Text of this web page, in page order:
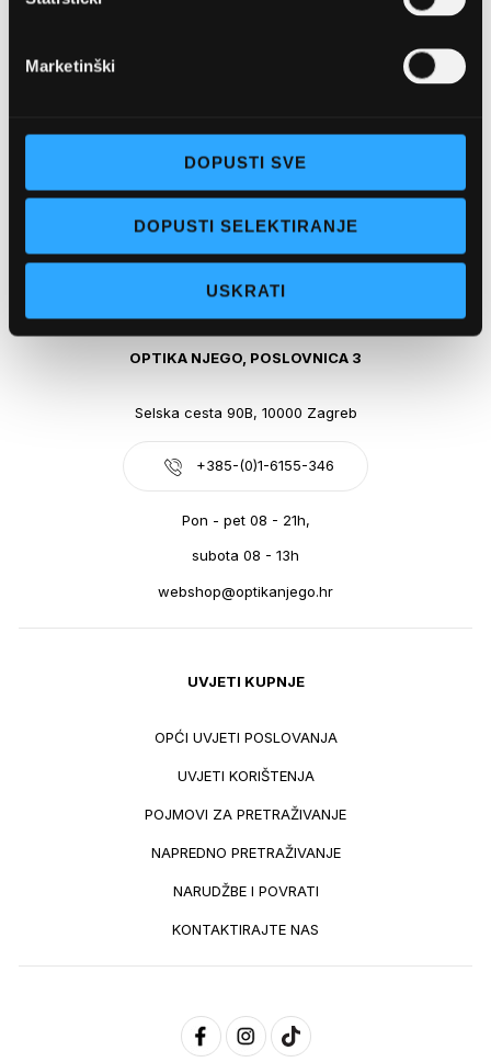
Marketinški
DOPUSTI SVE
DOPUSTI SELEKTIRANJE
USKRATI
Pon - pet: 07 - 21h,
Sub: 07-21h
webshop@optikanjego.hr
OPTIKA NJEGO, POSLOVNICA 3
Selska cesta 90B, 10000 Zagreb
+385-(0)1-6155-346
Pon - pet 08 - 21h,
subota 08 - 13h
webshop@optikanjego.hr
UVJETI KUPNJE
OPĆI UVJETI POSLOVANJA
UVJETI KORIŠTENJA
POJMOVI ZA PRETRAŽIVANJE
NAPREDNO PRETRAŽIVANJE
NARUDŽBE I POVRATI
KONTAKTIRAJTE NAS